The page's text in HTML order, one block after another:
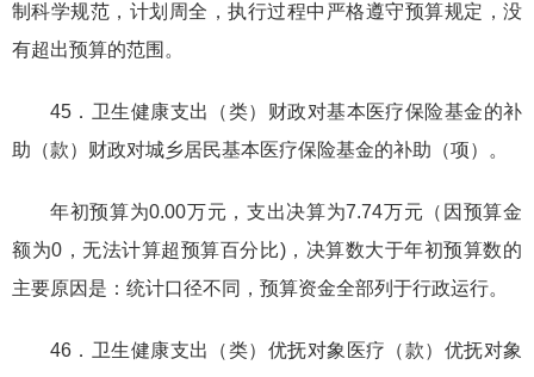
制科学规范，计划周全，执行过程中严格遵守预算规定，没
有超出预算的范围。
45．卫生健康支出（类）财政对基本医疗保险基金的补
助（款）财政对城乡居民基本医疗保险基金的补助（项）。
年初预算为0.00万元，支出决算为7.74万元（因预算金
额为0，无法计算超预算百分比)，决算数大于年初预算数的
主要原因是：统计口径不同，预算资金全部列于行政运行。
46．卫生健康支出（类）优抚对象医疗（款）优抚对象